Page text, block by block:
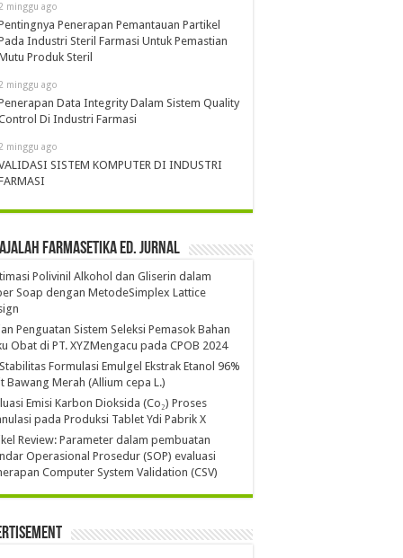
minggu ago
Penerapan Pemantauan Partikel
Industri Steril Farmasi Untuk Pemastian
Produk Steril
minggu ago
Data Integrity Dalam Sistem Quality
Di Industri Farmasi
minggu ago
SISTEM KOMPUTER DI INDUSTRI
Farmasetika Ed. Jurnal
Polivinil Alkohol dan Gliserin dalam
Soap dengan MetodeSimplex Lattice
Penguatan Sistem Seleksi Pemasok Bahan
Obat di PT. XYZMengacu pada CPOB 2024
Formulasi Emulgel Ekstrak Etanol 96%
Bawang Merah (Allium cepa L.)
Emisi Karbon Dioksida (Co₂) Proses
pada Produksi Tablet Ydi Pabrik X
Review: Parameter dalam pembuatan
Operasional Prosedur (SOP) evaluasi
Computer System Validation (CSV)